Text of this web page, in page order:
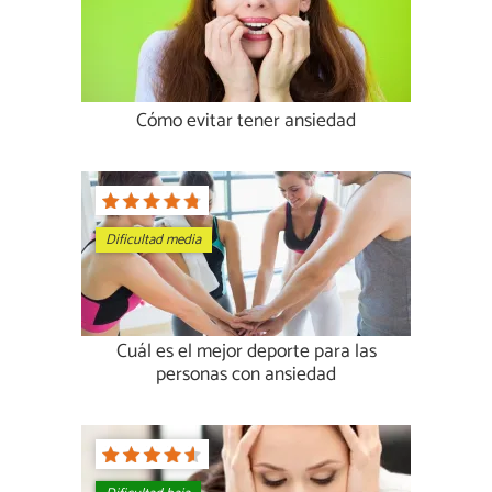
Cómo evitar tener ansiedad
Dificultad media
Cuál es el mejor deporte para las
personas con ansiedad